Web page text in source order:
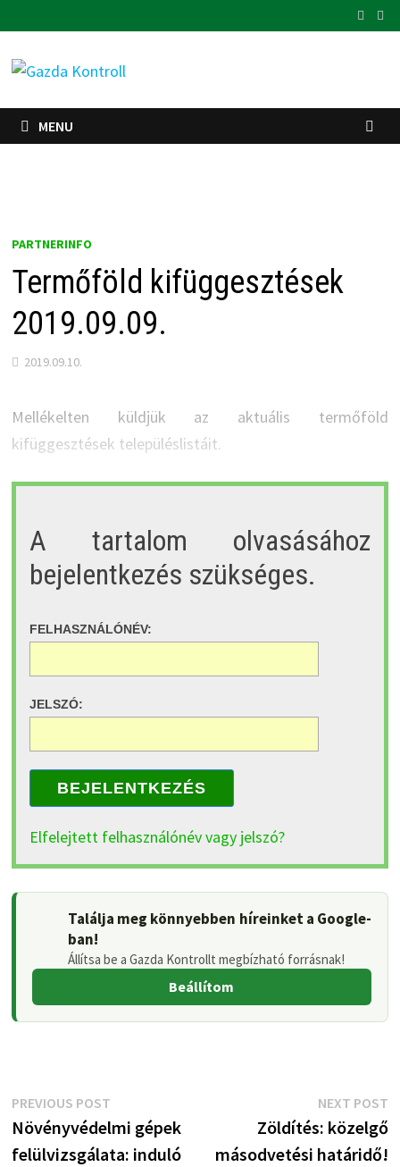
to
content
MENU
PARTNERINFO
Termőföld kifüggesztések
2019.09.09.
2019.09.10.
Mellékelten küldjük az aktuális termőföld
kifüggesztések településlistáit.
A tartalom olvasásához
bejelentkezés szükséges.
FELHASZNÁLÓNÉV:
JELSZÓ:
BEJELENTKEZÉS
Elfelejtett felhasználónév vagy jelszó?
Találja meg könnyebben híreinket a Google-
ban!
Állítsa be a Gazda Kontrollt megbízható forrásnak!
Beállítom
Bejegyzés
navigáció
PREVIOUS POSTPrevious
post:
Növényvédelmi gépek
felülvizsgálata: induló
NEXT POST
Zöldítés: közelgő
másodvetési határidő!